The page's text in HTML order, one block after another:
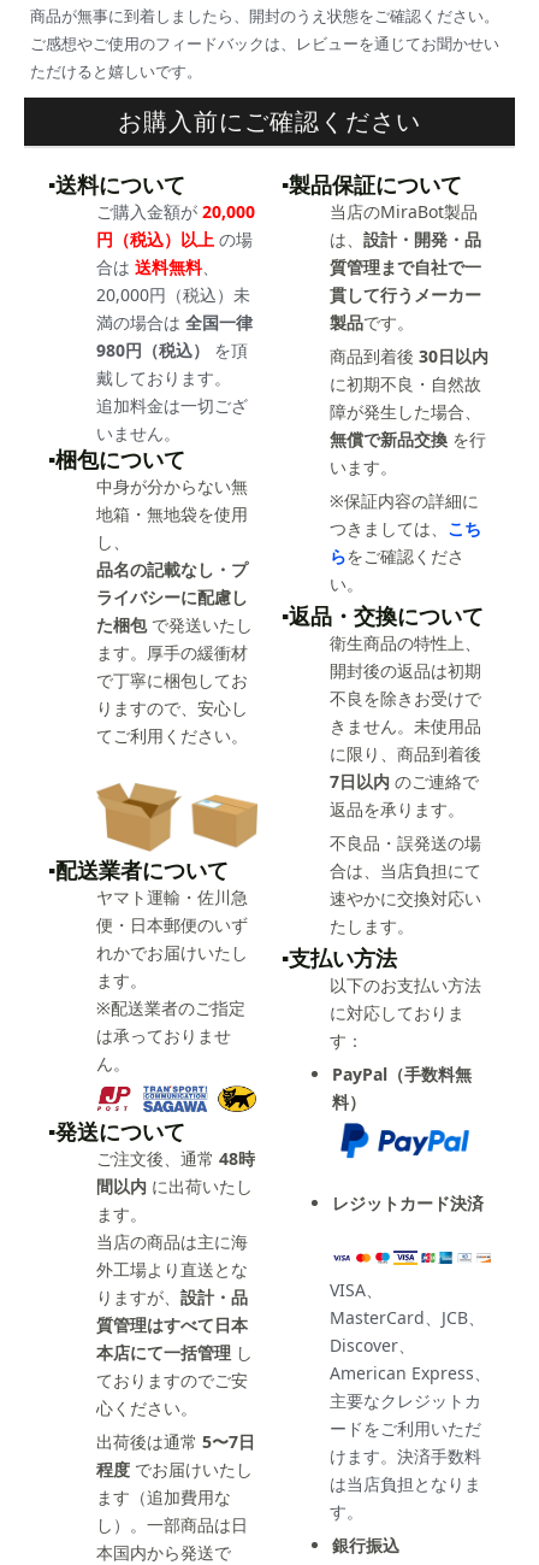
商品が無事に到着しましたら、開封のうえ状態をご確認ください。
ご感想やご使用のフィードバックは、レビューを通じてお聞かせい
ただけると嬉しいです。
お購入前にご確認ください
▪️送料について
ご購入金額が 20,000
円（税込）以上 の場
合は 送料無料、
20,000円（税込）未
満の場合は 全国一律
980円（税込）
を頂
戴しております。
追加料金は一切ござ
いません。
▪️梱包について
中身が分からない無
地箱・無地袋を使用
し、
品名の記載なし・プ
ライバシーに配慮し
た梱包で発送いたし
ます。厚手の緩衝材
で丁寧に梱包してお
りますので、安心し
てご利用ください。
▪️配送業者について
ヤマト運輸・佐川急
便・日本郵便のいず
れかでお届けいたし
ます。
※配送業者のご指定
は承っておりませ
ん。
▪️発送について
ご注文後、通常 48時
間以内 に出荷いたし
ます。
当店の商品は主に海
外工場より直送とな
りますが、 設計・品
質管理はすべて日本
本店にて一括管理 し
ておりますのでご安
心ください。
出荷後は通常 5〜7日
程度 でお届けいたし
ます（追加費用な
し）。一部商品は日
本国内から発送で
▪️製品保証について
当店のMiraBot製品
は、 設計・開発・品
質管理まで自社で一
貫して行うメーカー
製品です。
商品到着後 30日以内
に初期不良・自然故
障が発生した場合、
無償で新品交換 を行
います。
※保証内容の詳細に
つきましては、 こち
らをご確認くださ
い。
▪️返品・交換について
衛生商品の特性上、
開封後の返品は初期
不良を除きお受けで
きません。未使用品
に限り、商品到着後
7日以内 のご連絡で
返品を承ります。
不良品・誤発送の場
合は、当店負担にて
速やかに交換対応い
たします。
▪️支払い方法
以下のお支払い方法
に対応しておりま
す：
PayPal（手数料無
料）
レジットカード決済
VISA、
MasterCard、JCB、
Discover、
American Express、
主要なクレジットカ
ードをご利用いただ
けます。決済手数料
は当店負担となりま
す。
銀行振込